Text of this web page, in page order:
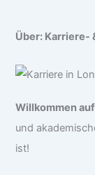
Über: Karriere-
Willkommen
und
ist!